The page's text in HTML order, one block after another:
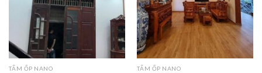
TẤM ỐP NANO TẤM ỐP NANO